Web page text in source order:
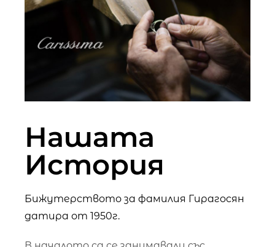
Нашата
История
Бижутерството за фамилия Гирагосян
датира от 1950г.